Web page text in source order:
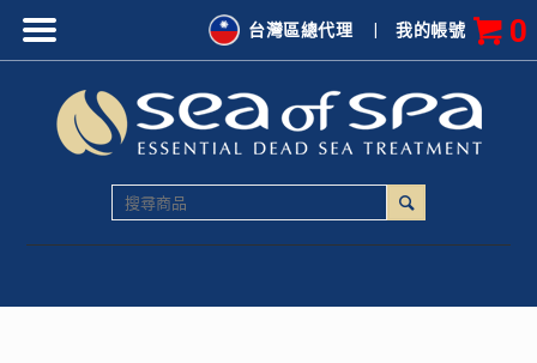
|我的帳號 0
台灣區總代理